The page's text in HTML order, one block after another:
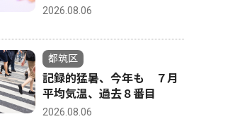
2026.08.06
都筑区
記録的猛暑、今年も ７月
平均気温、過去８番目
2026.08.06